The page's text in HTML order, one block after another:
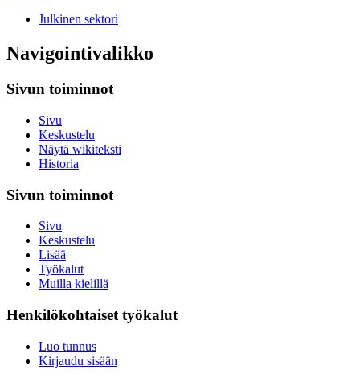
Julkinen sektori
Navigointivalikko
Sivun toiminnot
Sivu
Keskustelu
Näytä wikiteksti
Historia
Sivun toiminnot
Sivu
Keskustelu
Lisää
Työkalut
Muilla kielillä
Henkilökohtaiset työkalut
Luo tunnus
Kirjaudu sisään